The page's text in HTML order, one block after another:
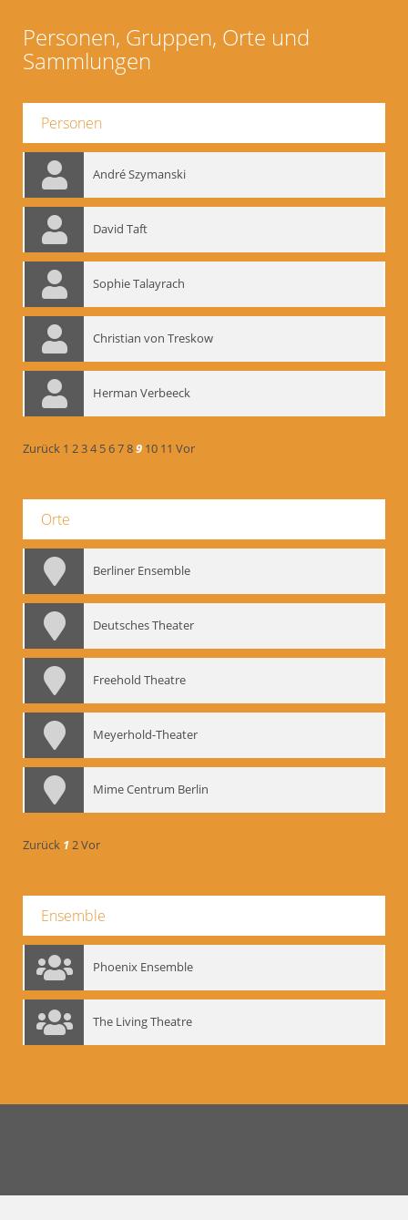
Personen, Gruppen, Orte und
Sammlungen
Personen
André Szymanski
David Taft
Sophie Talayrach
Christian von Treskow
Herman Verbeeck
Zurück 1 234 56789 10 11 Vor
Orte
Berliner Ensemble
Deutsches Theater
Freehold Theatre
Meyerhold-Theater
Mime Centrum Berlin
Zurück 12Vor
Ensemble
Phoenix Ensemble
The Living Theatre